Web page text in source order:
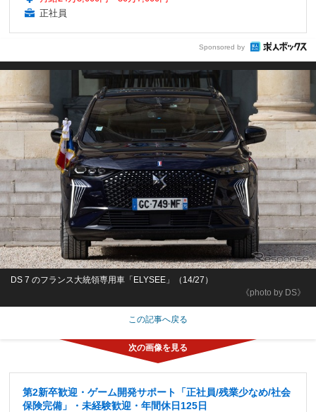
正社員
Sponsored by
《photo by DS》
DS 7 のフランス大統領専用車「ELYSEE」（14/27）
この記事へ戻る
第2新卒歓迎・ゲーム開発サポート「正社員/残業少なめ/社会
保険完備」・未経験歓迎・年間休日125日